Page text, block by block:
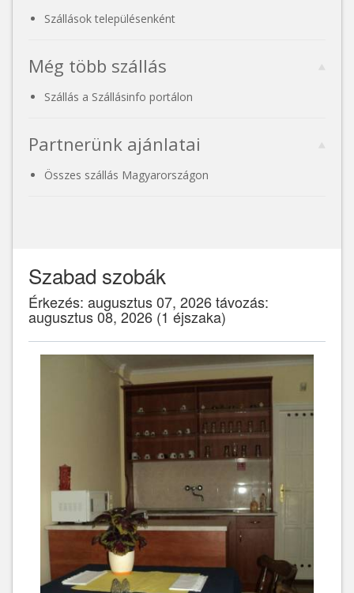
Szállások településenként
Még több szállás
Szállás a Szállásinfo portálon
Partnerünk ajánlatai
Összes szállás Magyarországon
Szabad szobák
Érkezés: augusztus 07, 2026 távozás:
augusztus 08, 2026 (1 éjszaka)